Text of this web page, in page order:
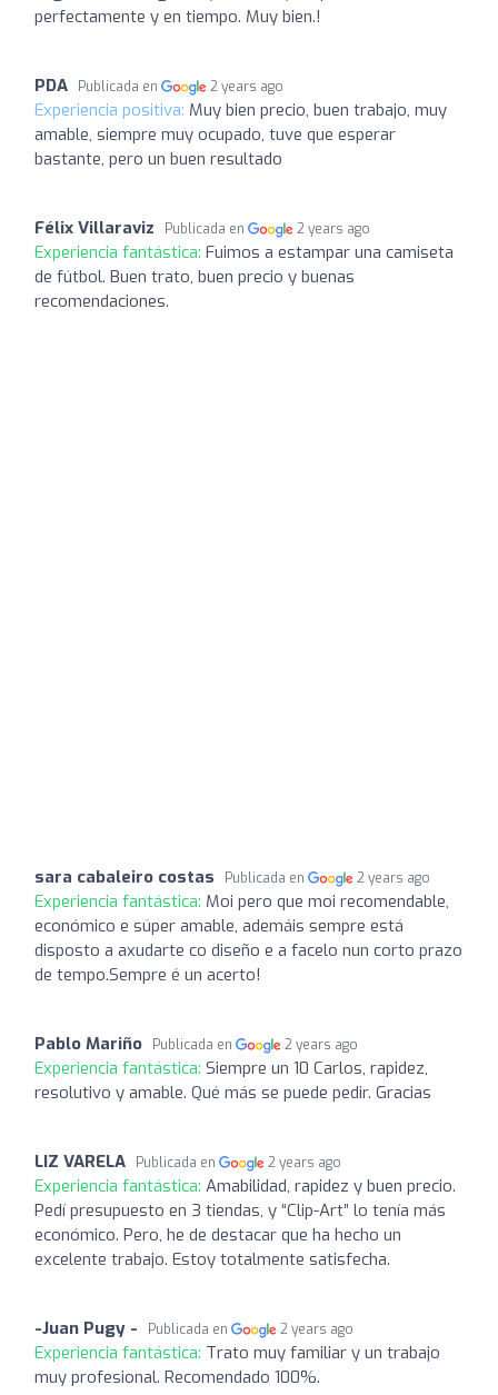
perfectamente y en tiempo. Muy bien.!
PDA Publicada en 2 years ago
Experiencia positiva: Muy bien precio, buen trabajo, muy
amable, siempre muy ocupado, tuve que esperar
bastante, pero un buen resultado
Félix Villaraviz Publicada en 2 years ago
Experiencia fantástica: Fuimos a estampar una camiseta
de fútbol. Buen trato, buen precio y buenas
recomendaciones.
sara cabaleiro costas Publicada en 2 years ago
Experiencia fantástica: Moi pero que moi recomendable,
económico e súper amable, ademáis sempre está
disposto a axudarte co diseño e a facelo nun corto prazo
de tempo.Sempre é un acerto!
Pablo Mariño Publicada en 2 years ago
Experiencia fantástica: Siempre un 10 Carlos, rapidez,
resolutivo y amable. Qué más se puede pedir. Gracias
LIZ VARELA Publicada en 2 years ago
Experiencia fantástica: Amabilidad, rapidez y buen precio.
Pedí presupuesto en 3 tiendas, y “Clip-Art” lo tenía más
económico. Pero, he de destacar que ha hecho un
excelente trabajo. Estoy totalmente satisfecha.
-Juan Pugy - Publicada en 2 years ago
Experiencia fantástica: Trato muy familiar y un trabajo
muy profesional. Recomendado 100%.